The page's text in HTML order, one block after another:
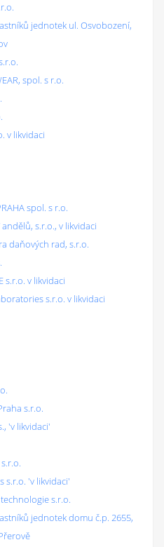
jednotek ul. Osvobození,
spol. s r.o.
v likvidaci
spol. s r.o.
s.r.o., v likvidaci
daňových rad, s.r.o.
s.r.o. v likvidaci
s.r.o. v likvidaci
s.r.o.
'v likvidaci'
s.r.o. 'v likvidaci'
s.r.o.
jednotek domu č.p. 2655,